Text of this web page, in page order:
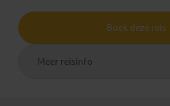
Boek deze reis
Meer reisinfo